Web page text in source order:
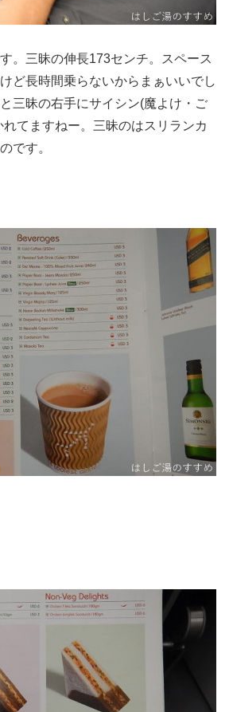
。三昧の伸長173センチ。スペース
ど長時間乗らないからまぁいいでし
三昧の右手にサイシン(魔よけ・ご
てますねー。三昧のはスリランカ
です。